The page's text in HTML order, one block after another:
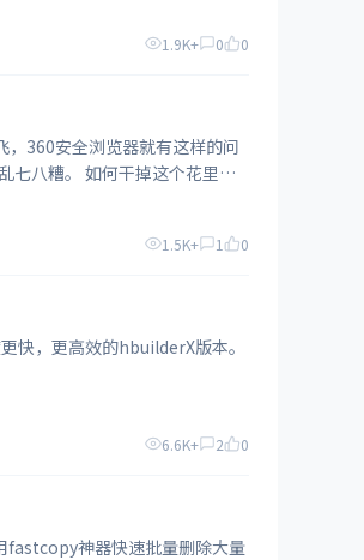
1.9K+ 0 0
360安全浏览器就有这样的问
个花里胡
1.5K+ 1 0
快，更高效的hbuilderX版本。
6.6K+ 2 0
fastcopy神器快速批量删除大量